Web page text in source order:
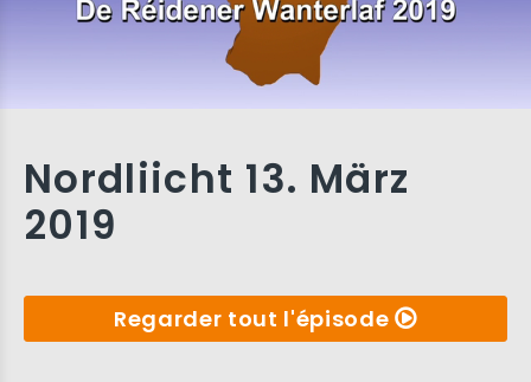
Nordliicht 13. März
2019
Regarder tout l'épisode